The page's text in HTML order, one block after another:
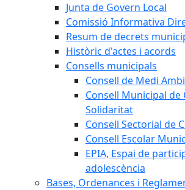
Junta de Govern Local
Comissió Informativa
Resum de decrets
Històric d'actes i acords
Consells municipals
Consell de Medi
Consell Municipal de
Solidaritat
Consell Sectorial de
Consell Escolar
EPIA, Espai de
adolescència
Bases, Ordenances i